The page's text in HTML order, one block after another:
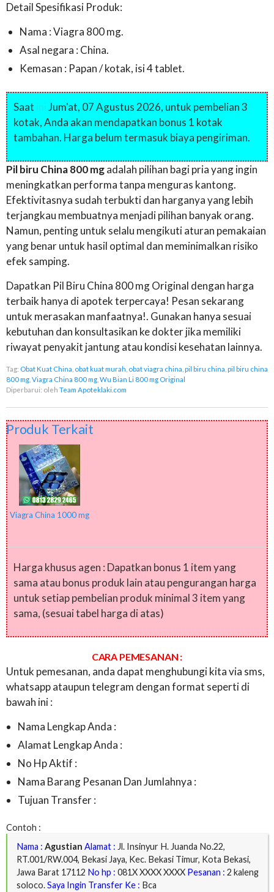
Detail Spesifikasi Produk:
Nama : Viagra 800 mg.
Asal negara : China.
Kemasan : Papan / kotak, isi 4 tablet.
Saat iniJum'at, 07 Agustus 2026, untuk pembelian 3
kotak, Anda akan mendapatkan bonus 1 kotak
tambahan. Harga belum termasuk biaya pengiriman.
Pil biru China 800 mgadalah pilihan bagi pria yang ingin
meningkatkan performa tanpa menguras kantong.
Efektivitasnya sudah terbukti dan harganya yang lebih
terjangkau membuatnya menjadi pilihan banyak orang.
Namun, penting untuk selalu mengikuti aturan pemakaian
yang benar untuk hasil optimal dan meminimalkan risiko
efek samping.
Dapatkan Pil Biru China 800 mg Original dengan harga
terbaik hanya di apotek terpercaya! Pesan sekarang
untuk merasakan manfaatnya!. Gunakan hanya sesuai
kebutuhan dan konsultasikan ke dokter jika memiliki
riwayat penyakit jantung atau kondisi kesehatan lainnya.
Tag: Obat Kuat China obat kuat murah obat viagra china pil biru china pil biru china
800 mg Viagra China 800 mg Wu Bian Li 800 mg Original
Diperbarui: oleh Team Apoteklaki.com
Produk Terkait
Viagra China 1000 mg
Harga khusus agen : Dapatkan bonus 1 item yang
sama atau bonus produk lain atau pengurangan harga
untuk setiap pembelian produk minimal 3 item yang
sama, (sesuai tabel harga di atas)
CARA PEMESANAN :
Untuk pemesanan, anda dapat menghubungi kita via sms,
whatsapp ataupun telegram dengan format seperti di
bawah ini :
Nama Lengkap Anda :
Alamat Lengkap Anda :
No Hp Aktif :
Nama Barang Pesanan Dan Jumlahnya :
Tujuan Transfer :
Contoh :
Nama : Agustian Alamat : Jl. Insinyur H. Juanda No.22,
RT.001/RW.004, Bekasi Jaya, Kec. Bekasi Timur, Kota Bekasi,
Jawa Barat 17112 No hp : 081X XXXX XXXX Pesanan : 2 kaleng
soloco.Saya Ingin Transfer Ke : Bca